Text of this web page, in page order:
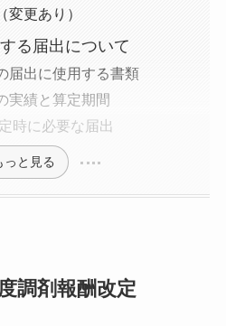
変更あり）
る届出について
届出に使用する書類
実績と算定期間
時に必要な届出
っと見る
調剤報酬改定